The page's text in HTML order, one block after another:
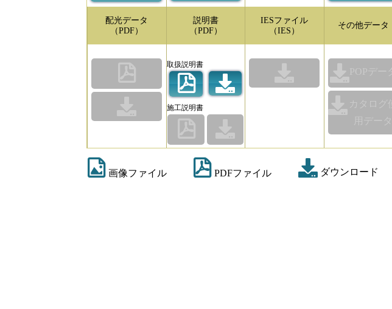
配光データ
（PDF）
説明書
（PDF）
取扱説明書
施工説明書
IESファイル
（IES）
その他データ
POPデー
カタログ
用データ
画像ファイル PDFファイル ダウンロード